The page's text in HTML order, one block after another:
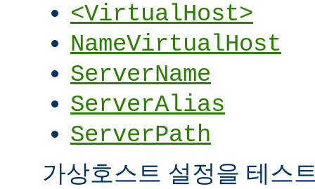
<VirtualHost>
NameVirtualHost
ServerName
ServerAlias
ServerPath
가상호스트 설정을 테스